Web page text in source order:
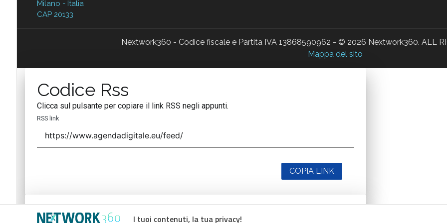
I tuoi contenuti, la tua privacy!
Milano - Italia
CAP 20133
Nextwork360 - Codice fiscale e Partita IVA 13868590962 - © 2026 Nextwork360. ALL
Mappa del sito
Codice Rss
Clicca sul pulsante per copiare il link RSS negli appunti.
RSS link
COPIA LINK
Codice Rss